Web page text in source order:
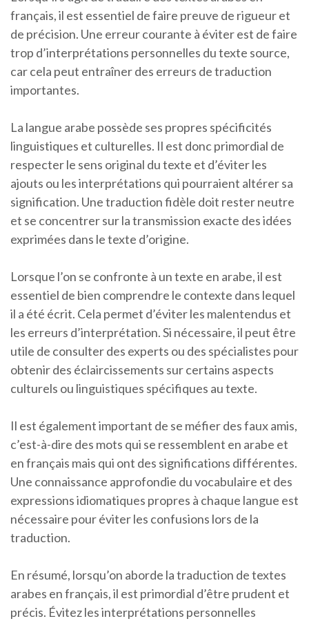
français, il est essentiel de faire preuve de rigueur et
de précision. Une erreur courante à éviter est de faire
trop d’interprétations personnelles du texte source,
car cela peut entraîner des erreurs de traduction
importantes.
La langue arabe possède ses propres spécificités
linguistiques et culturelles. Il est donc primordial de
respecter le sens original du texte et d’éviter les
ajouts ou les interprétations qui pourraient altérer sa
signification. Une traduction fidèle doit rester neutre
et se concentrer sur la transmission exacte des idées
exprimées dans le texte d’origine.
Lorsque l’on se confronte à un texte en arabe, il est
essentiel de bien comprendre le contexte dans lequel
il a été écrit. Cela permet d’éviter les malentendus et
les erreurs d’interprétation. Si nécessaire, il peut être
utile de consulter des experts ou des spécialistes pour
obtenir des éclaircissements sur certains aspects
culturels ou linguistiques spécifiques au texte.
Il est également important de se méfier des faux amis,
c’est-à-dire des mots qui se ressemblent en arabe et
en français mais qui ont des significations différentes.
Une connaissance approfondie du vocabulaire et des
expressions idiomatiques propres à chaque langue est
nécessaire pour éviter les confusions lors de la
traduction.
En résumé, lorsqu’on aborde la traduction de textes
arabes en français, il est primordial d’être prudent et
précis. Évitez les interprétations personnelles